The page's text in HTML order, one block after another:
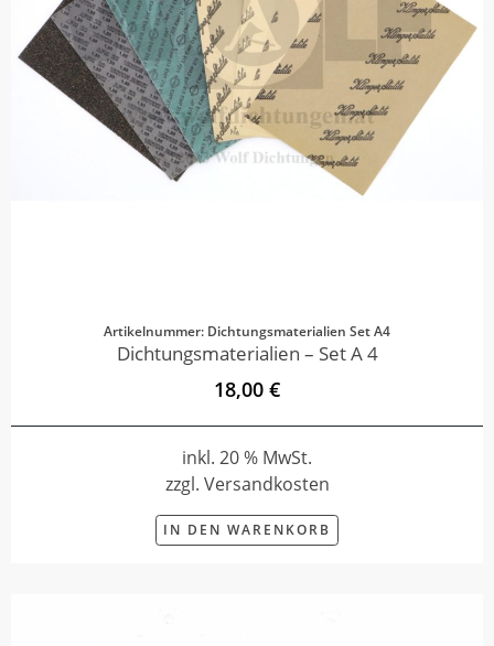
Artikelnummer: Dichtungsmaterialien Set A4
Dichtungsmaterialien – Set A 4
18,00 €
inkl. 20 % MwSt.
zzgl. Versandkosten
IN DEN WARENKORB